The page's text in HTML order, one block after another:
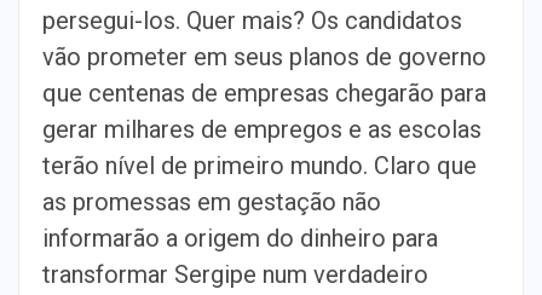
persegui-los. Quer mais? Os candidatos
vão prometer em seus planos de governo
que centenas de empresas chegarão para
gerar milhares de empregos e as escolas
terão nível de primeiro mundo. Claro que
as promessas em gestação não
informarão a origem do dinheiro para
transformar Sergipe num verdadeiro